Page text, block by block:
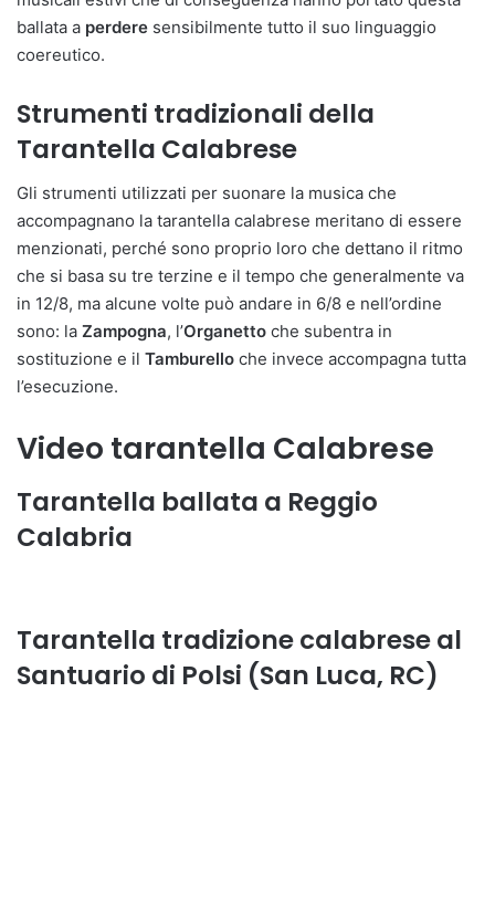
ballata a perdere sensibilmente tutto il suo linguaggio
coereutico.
Strumenti tradizionali della
Tarantella Calabrese
Gli strumenti utilizzati per suonare la musica che
accompagnano la tarantella calabrese meritano di essere
menzionati, perché sono proprio loro che dettano il ritmo
che si basa su tre terzine e il tempo che generalmente va
in 12/8, ma alcune volte può andare in 6/8 e nell’ordine
sono: la Zampogna, l’Organetto che subentra in
sostituzione e il Tamburello che invece accompagna tutta
l’esecuzione.
Video tarantella Calabrese
Tarantella ballata a Reggio
Calabria
Tarantella tradizione calabrese al
Santuario di Polsi (San Luca, RC)